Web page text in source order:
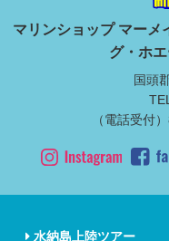
マリンショップ マー
グ・ホ
国頭
（電話受付
水納島上陸ツアー